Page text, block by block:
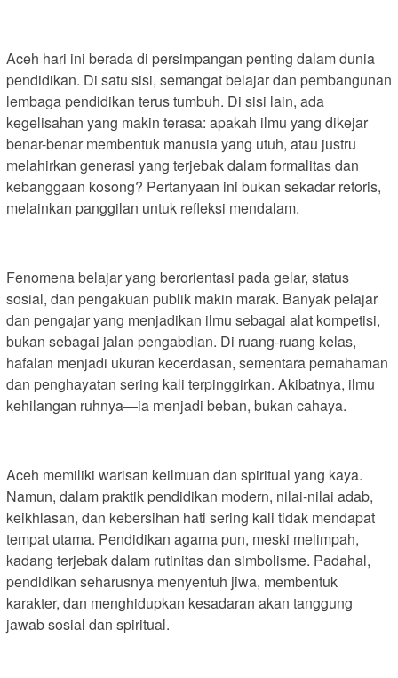
Aceh hari ini berada di persimpangan penting dalam dunia
pendidikan. Di satu sisi, semangat belajar dan pembangunan
lembaga pendidikan terus tumbuh. Di sisi lain, ada
kegelisahan yang makin terasa: apakah ilmu yang dikejar
benar-benar membentuk manusia yang utuh, atau justru
melahirkan generasi yang terjebak dalam formalitas dan
kebanggaan kosong? Pertanyaan ini bukan sekadar retoris,
melainkan panggilan untuk refleksi mendalam.
Fenomena belajar yang berorientasi pada gelar, status
sosial, dan pengakuan publik makin marak. Banyak pelajar
dan pengajar yang menjadikan ilmu sebagai alat kompetisi,
bukan sebagai jalan pengabdian. Di ruang-ruang kelas,
hafalan menjadi ukuran kecerdasan, sementara pemahaman
dan penghayatan sering kali terpinggirkan. Akibatnya, ilmu
kehilangan ruhnya—ia menjadi beban, bukan cahaya.
Aceh memiliki warisan keilmuan dan spiritual yang kaya.
Namun, dalam praktik pendidikan modern, nilai-nilai adab,
keikhlasan, dan kebersihan hati sering kali tidak mendapat
tempat utama. Pendidikan agama pun, meski melimpah,
kadang terjebak dalam rutinitas dan simbolisme. Padahal,
pendidikan seharusnya menyentuh jiwa, membentuk
karakter, dan menghidupkan kesadaran akan tanggung
jawab sosial dan spiritual.